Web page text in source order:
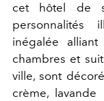
cet hôtel de
personnalités
inégalée
chambres et
ville, sont
crème,